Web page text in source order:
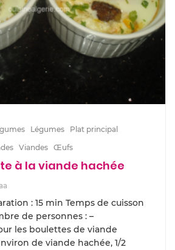
Légumes
Plat principal
Viandes Œufs
à la viande hachée
: 15 min Temps de cuisson
de personnes : –
les boulettes de viande
de viande hachée, 1/2